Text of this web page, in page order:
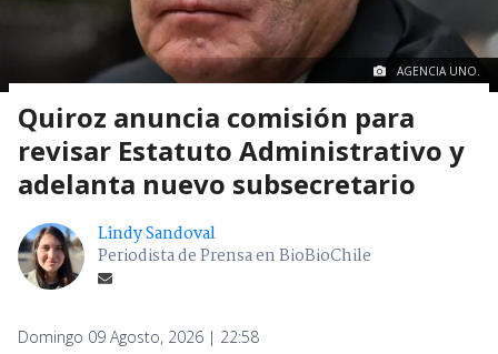
AGENCIA UNO.
Quiroz anuncia comisión para
revisar Estatuto Administrativo y
adelanta nuevo subsecretario
Lindy Sandoval
Periodista de Prensa en BioBioChile
Domingo 09 Agosto, 2026 | 22:58